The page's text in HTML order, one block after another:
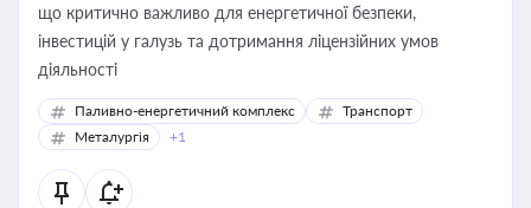
що критично важливо для енергетичної безпеки,
інвестицій у галузь та дотримання ліцензійних умов
діяльності
Паливно-енергетичний комплекс
Транспорт
Металургія
+1